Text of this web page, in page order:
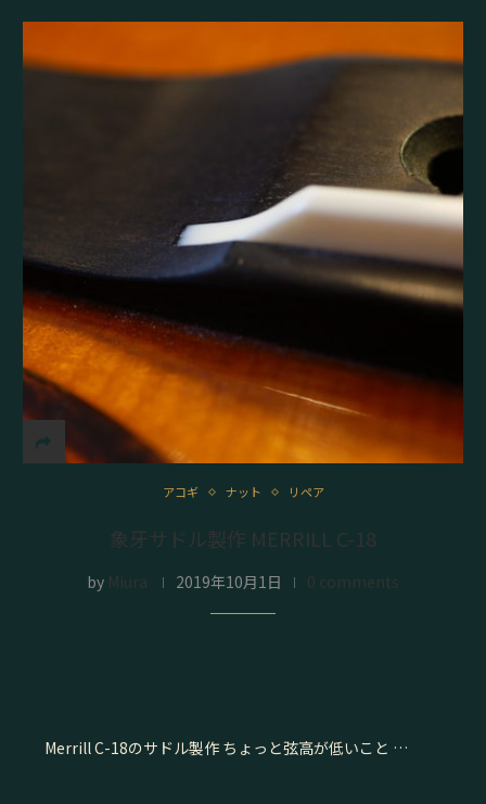
アコギ ナット リペア
象牙サドル製作 MERRILL C-18
by Miura 2019年10月1日 0 comments
Merrill C-18のサドル製作 ちょっと弦高が低いこと …